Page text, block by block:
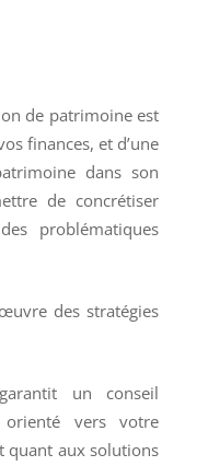
de patrimoine est
finances, et d’une
dans son
de concrétiser
problématiques
des stratégies
un conseil
orienté vers votre
quant aux solutions